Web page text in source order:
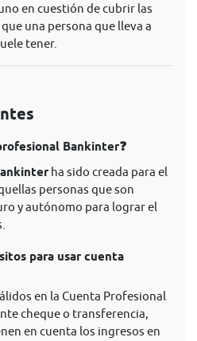
en cuestión de cubrir las
una persona que lleva a
tener.
Bankinter❓
ha sido creada para el
personas que son
y autónomo para lograr el
para usar cuenta
en la Cuenta Profesional
cheque o transferencia,
en cuenta los ingresos en